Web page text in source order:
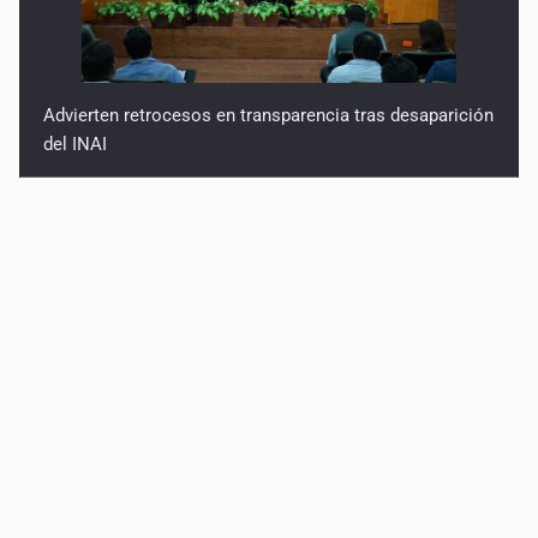
Advierten retrocesos en transparencia tras desaparición
del INAI